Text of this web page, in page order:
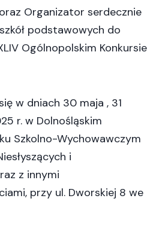
Organizator serdecznie
podstawowych do
Ogólnopolskim Konkursie
w dniach 30 maja , 31
r. w Dolnośląskim
Szkolno-Wychowawczym
i
z innymi
przy ul. Dworskiej 8 we